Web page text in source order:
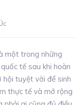
một trong những
tế sau khi hoàn
hội tuyệt vời để sinh
thực tế và mở rộng